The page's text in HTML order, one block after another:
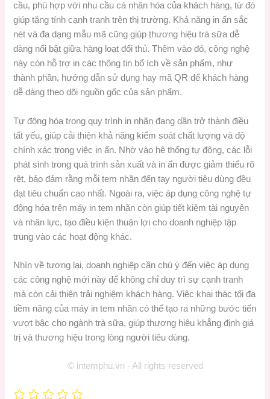
cầu, phù hợp với nhu cầu cá nhân hóa của khách hàng, từ đó
giúp tăng tính cạnh tranh trên thị trường. Khả năng in ấn sắc
nét và đa dạng mẫu mã cũng giúp thương hiệu trà sữa dễ
dàng nổi bật giữa hàng loạt đối thủ. Thêm vào đó, công nghệ
này còn hỗ trợ in các thông tin bổ ích về sản phẩm, như
thành phần, hướng dẫn sử dụng hay mã QR để khách hàng
dễ dàng theo dõi nguồn gốc của sản phẩm.
Tự động hóa trong quy trình in nhãn đang dần trở thành điều
tất yếu, giúp cải thiện khả năng kiểm soát chất lượng và độ
chính xác trong việc in ấn. Nhờ vào hệ thống tự động, các lỗi
phát sinh trong quá trình sản xuất và in ấn được giảm thiểu rõ
rệt, bảo đảm rằng mỗi tem nhãn đến tay người tiêu dùng đều
đạt tiêu chuẩn cao nhất. Ngoài ra, việc áp dụng công nghệ tự
động hóa trên máy in tem nhãn còn giúp tiết kiệm tài nguyên
và nhân lực, tạo điều kiện thuận lợi cho doanh nghiệp tập
trung vào các hoạt động khác.
Nhìn về tương lai, doanh nghiệp cần chú ý đến việc áp dụng
các công nghệ mới này để không chỉ duy trì sự cạnh tranh
mà còn cải thiện trải nghiệm khách hàng. Việc khai thác tối đa
tiềm năng của máy in tem nhãn có thể tạo ra những bước tiến
vượt bậc cho ngành trà sữa, giúp thương hiệu khẳng định giá
trị và thương hiệu trong lòng người tiêu dùng.
© intemphu.vn - All rights reserved